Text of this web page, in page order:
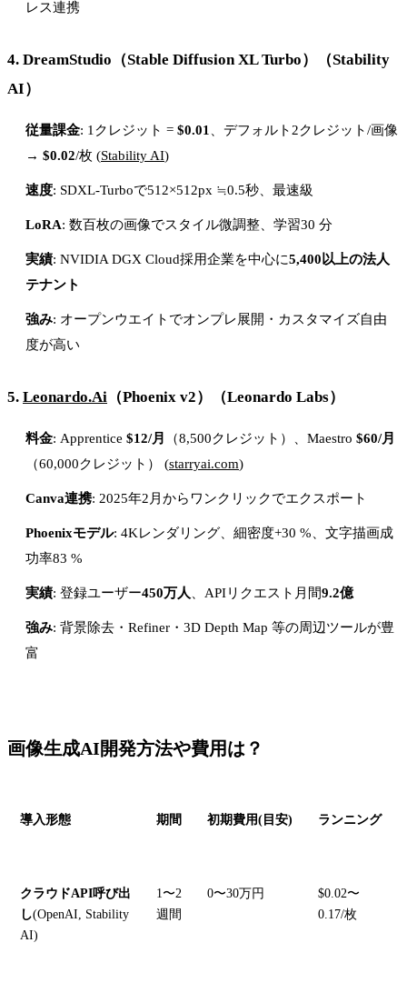
レス連携
4. DreamStudio（Stable Diffusion XL Turbo）
（Stability
AI）
従量課金: 1クレジット = $0.01
、デフォルト2クレジット/画像
→ $0.02/枚 (Stability AI)
速度: SDXL-Turboで512×512px ≒0.5秒、最速級
LoRA: 数百枚の画像でスタイル微調整、学習30 分
実績: NVIDIA DGX Cloud採用企業を中心に5,400以上の法人
テナント
強み: オープンウエイトでオンプレ展開・カスタマイズ自由
度が高い
5. Leonardo.Ai （Phoenix v2） （Leonardo Labs）
料金: Apprentice $12/月 （8,500クレジット）、Maestro $60/月
（60,000クレジット） (starryai.com)
Canva連携: 2025年2月からワンクリックでエクスポート
Phoenixモデル: 4Kレンダリング、細密度+30 %、文字描画成
功率83 %
実績: 登録ユーザー450万人 、APIリクエスト月間9.2億
強み: 背景除去・Refiner・3D Depth Map 等の周辺ツールが豊
富
画像生成AI開発方法や費用は？
導入形態 期間 初期費用(目安) ランニング
クラウドAPI呼び出
し(OpenAI, Stability
AI)
1〜2
週間
0〜30万円
$0.02〜
0.17/枚